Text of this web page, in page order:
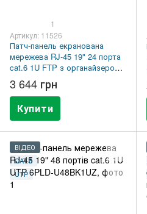
1
Артикул: 11526
Патч-панель екранована
мережева RJ-45 19" 24 порта
cat.6 1U FTP з органайзером
6PLDN-F24BK
3 644 грн
Купити
ВІДЕО
CAT.6
UTP